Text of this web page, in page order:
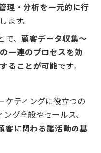
理・分析を一元的に行
ます。
で、顧客データ収集〜
一連のプロセスを効
ることが可能です。
ケティングに役立つの
グ全般やセールス、
客に関わる諸活動の基